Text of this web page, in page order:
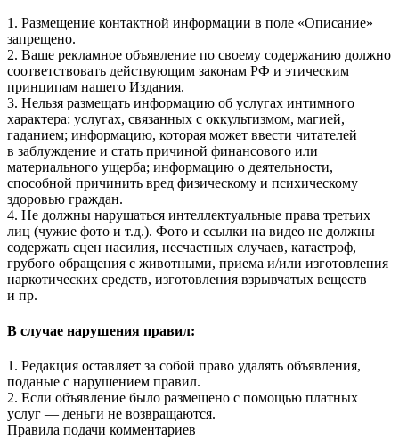
1. Размещение контактной информации в поле «Описание»
запрещено.
2. Ваше рекламное объявление по своему содержанию должно
соответствовать действующим законам РФ и этическим
принципам нашего Издания.
3. Нельзя размещать информацию об услугах интимного
характера: услугах, связанных с оккультизмом, магией,
гаданием; информацию, которая может ввести читателей
в заблуждение и стать причиной финансового или
материального ущерба; информацию о деятельности,
способной причинить вред физическому и психическому
здоровью граждан.
4. Не должны нарушаться интеллектуальные права третьих
лиц (чужие фото и т.д.). Фото и ссылки на видео не должны
содержать сцен насилия, несчастных случаев, катастроф,
грубого обращения с животными, приема и/или изготовления
наркотических средств, изготовления взрывчатых веществ
и пр.
В случае нарушения правил:
1. Редакция оставляет за собой право удалять объявления,
поданые с нарушением правил.
2. Если объявление было размещено с помощью платных
услуг — деньги не возвращаются.
Правила подачи комментариев